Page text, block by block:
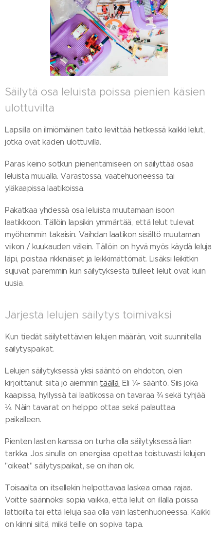
Säilytä osa leluista poissa pienien käsien
ulottuvilta
Lapsilla on ilmiömäinen taito levittää hetkessä kaikki lelut,
jotka ovat käden ulottuvilla.
Paras keino sotkun pienentämiseen on säilyttää osaa
leluista muualla. Varastossa, vaatehuoneessa tai
yläkaapissa laatikoissa.
Pakatkaa yhdessä osa leluista muutamaan isoon
laatikkoon. Tällöin lapsikin ymmärtää, että lelut tulevat
myöhemmin takaisin. Vaihdan laatikon sisältö muutaman
viikon / kuukauden välein. Tällöin on hyvä myös käydä leluja
läpi, poistaa rikkinäiset ja leikkimättömät. Lisäksi leikitkin
sujuvat paremmin kun säilytyksestä tulleet lelut ovat kuin
uusia.
Järjestä lelujen säilytys toimivaksi
Kun tiedät säilytettävien lelujen määrän, voit suunnitella
säilytyspaikat.
Lelujen säilytyksessä yksi sääntö on ehdoton, olen
kirjoittanut siitä jo aiemmin täällä. Eli ¼- sääntö. Siis joka
kaapissa, hyllyssä tai laatikossa on tavaraa ¾ sekä tyhjää
¼. Näin tavarat on helppo ottaa sekä palauttaa
paikalleen.
Pienten lasten kanssa on turha olla säilytyksessä liian
tarkka. Jos sinulla on energiaa opettaa toistuvasti lelujen
"oikeat" säilytyspaikat, se on ihan ok.
Toisaalta on itsellekin helpottavaa laskea omaa rajaa.
Voitte säännöksi sopia vaikka, että lelut on illalla poissa
lattioilta tai että leluja saa olla vain lastenhuoneessa. Kaikki
on kiinni siitä, mikä teille on sopiva tapa.